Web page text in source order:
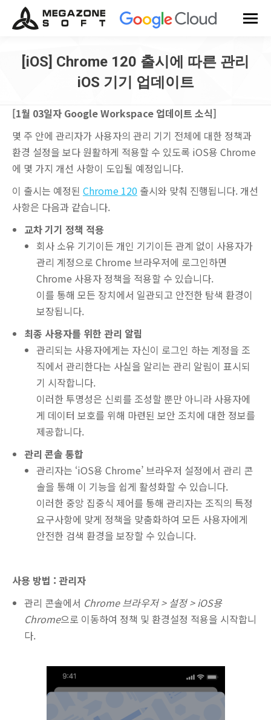
[iOS] Chrome 120 출시에 따른 관리
iOS 기기 업데이트
[1월 03일자 Google Workspace 업데이트 소식]
몇 주 안에 관리자가 사용자의 관리 기기 전체에 대한 정책과
환경 설정을 보다 원활하게 적용할 수 있도록 iOS용 Chrome
에 몇 가지 개선 사항이 도입될 예정입니다.
이 출시는 예정된 Chrome 120 출시와 맞춰 진행됩니다. 개선
사항은 다음과 같습니다.
교차 기기 정책 적용
회사 소유 기기이든 개인 기기이든 관계 없이 사용자가
관리 계정으로 Chrome 브라우저에 로그인하면
Chrome 사용자 정책을 적용할 수 있습니다.
이를 통해 모든 장치에서 일관되고 안전한 탐색 환경이
보장됩니다.
최종 사용자를 위한 관리 알림
관리되는 사용자에게는 자신이 로그인 하는 계정을 조
직에서 관리한다는 사실을 알리는 관리 알림이 표시되
기 시작합니다.
이러한 투명성은 신뢰를 조성할 뿐만 아니라 사용자에
게 데이터 보호를 위해 마련된 보안 조치에 대한 정보를
제공합니다.
관리 콘솔 통합
관리자는 ‘iOS용 Chrome’ 브라우저 설정에서 관리 콘
솔을 통해 이 기능을 쉽게 활성화할 수 있습니다.
이러한 중앙 집중식 제어를 통해 관리자는 조직의 특정
요구사항에 맞게 정책을 맞춤화하여 모든 사용자에게
안전한 검색 환경을 보장할 수 있습니다.
사용 방법 : 관리자
관리 콘솔에서 Chrome 브라우저 > 설정 > iOS용
Chrome으로 이동하여 정책 및 환경설정 적용을 시작합니
다.